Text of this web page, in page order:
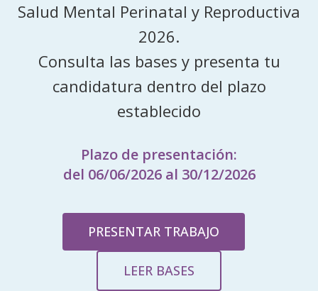
Salud Mental Perinatal y Reproductiva
2026.
Consulta las bases y presenta tu
candidatura dentro del plazo
establecido
Plazo de presentación:
del 06/06/2026 al 30/12/2026
PRESENTAR TRABAJO
LEER BASES